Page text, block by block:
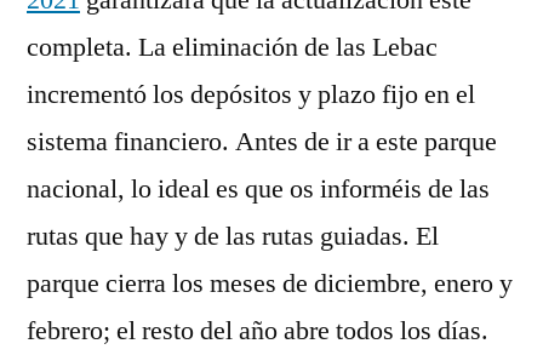
completa. La eliminación de las Lebac
incrementó los depósitos y plazo fijo en el
sistema financiero. Antes de ir a este parque
nacional, lo ideal es que os informéis de las
rutas que hay y de las rutas guiadas. El
parque cierra los meses de diciembre, enero y
febrero; el resto del año abre todos los días.